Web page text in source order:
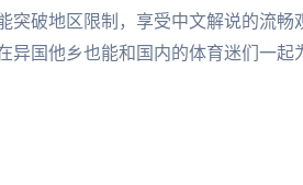
突破地区限制，享受中文解说的流
异国他乡也能和国内的体育迷们一起